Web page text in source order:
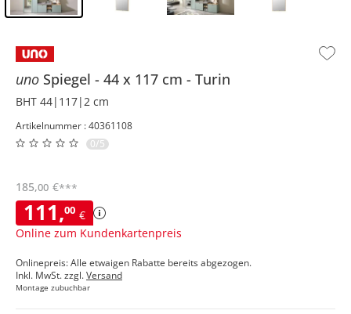
uno Spiegel 44 x 117 cm Turin
BHT 44|117|2 cm
Artikelnummer : 40361108
0/5
111,00 €
Online zum Kundenkartenpreis
185,00 €***
Onlinepreis: Alle etwaigen Rabatte bereits abgezogen.
Inkl. MwSt. zzgl.Versand
Montage zubuchbar